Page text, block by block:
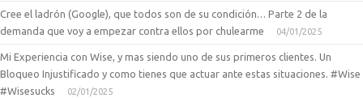
Cree el ladrón (Google), que todos son de su condición… Parte 2 de la
demanda que voy a empezar contra ellos por chulearme
04/01/2025
Mi Experiencia con Wise, y mas siendo uno de sus primeros clientes. Un
Bloqueo Injustificado y como tienes que actuar ante estas situaciones. #Wise
#Wisesucks
02/01/2025